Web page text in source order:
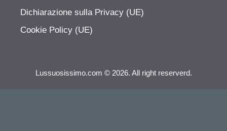
Dichiarazione sulla Privacy (UE)
Cookie Policy (UE)
Lussuosissimo.com © 2026. All right reserverd.